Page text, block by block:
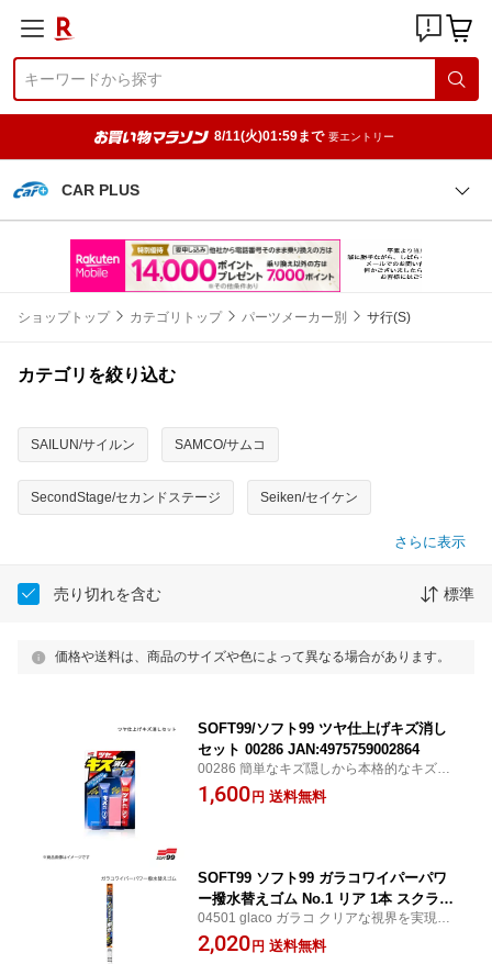
8/11(火)01:59まで 要エントリー
CAR PLUS
ショップトップ カテゴリトップ パーツメーカー別 サ行(S)
カテゴリを絞り込む
SAILUN/サイルン SAMCO/サムコ
SecondStage/セカンドステージ Seiken/セイケン
さらに表示
売り切れを含む 標準
価格や送料は、商品のサイズや色によって異なる場合があります。
SOFT99/ソフト99 ツヤ仕上げキズ消し
セット 00286 JAN:4975759002864
00286 簡単なキズ隠しから本格的なキズ補
修まで 自分でできる車のDIY補修シリーズ
簡単なキズ隠しから本格的なキズ補修まで
1,600 円 送料無料
SOFT99 ソフト99 ガラコワイパーパワ
ー撥水替えゴム No.1 リア 1本 スクラム
DG52V/DG52W/DH52V/DH52W/DG62
W/DG62V 品番:04501 JAN:4975759045
04501 glaco ガラコ クリアな視界を実現す
るガラコワイパー ワイパーを作動させるだ
けで簡単にフロントガラス面に撥水効果を
2,020 円 送料無料